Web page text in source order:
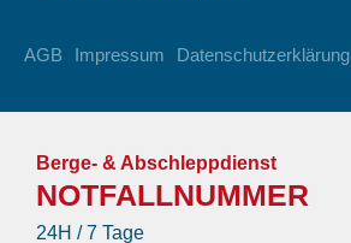
AGB Impressum Datenschutzerklärung
Berge- & Abschleppdienst
NOTFALLNUMMER
24H / 7 Tage